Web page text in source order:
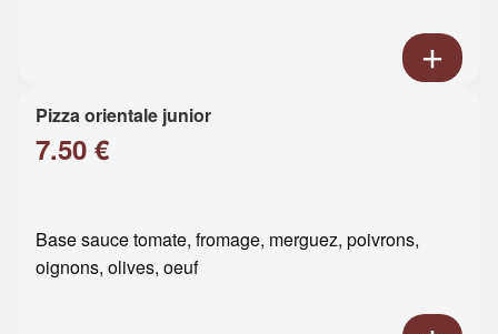
Pizza orientale junior
7.50 €
Base sauce tomate, fromage, merguez, poivrons,
oignons, olives, oeuf